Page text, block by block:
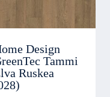
Design
Tammi
Ruskea